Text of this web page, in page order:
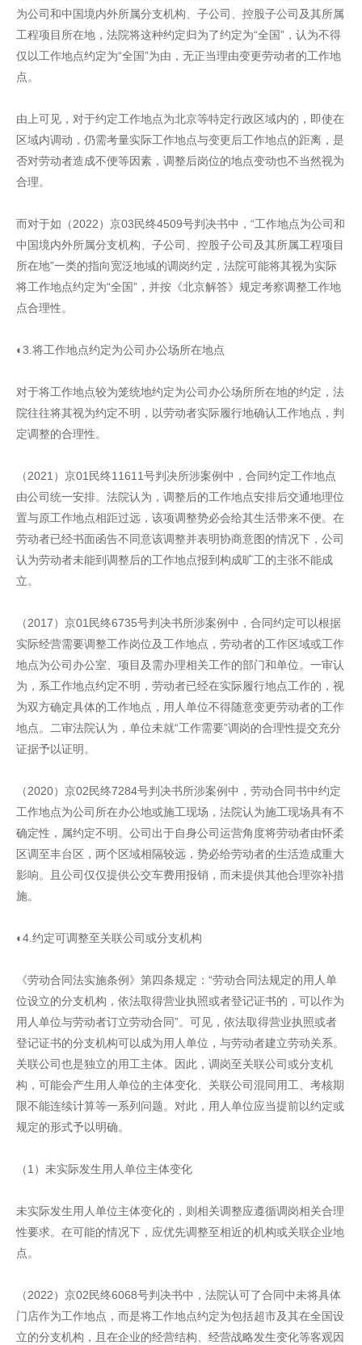
为公司和中国境内外所属分支机构、子公司、控股子公司及其所属
工程项目所在地，法院将这种约定归为了约定为“全国”，认为不得
仅以工作地点约定为“全国”为由，无正当理由变更劳动者的工作地
点。
由上可见，对于约定工作地点为北京等特定行政区域内的，即使在
区域内调动，仍需考量实际工作地点与变更后工作地点的距离，是
否对劳动者造成不便等因素，调整后岗位的地点变动也不当然视为
合理。
而对于如（2022）京03民终4509号判决书中，“工作地点为公司和
中国境内外所属分支机构、子公司、控股子公司及其所属工程项目
所在地”一类的指向宽泛地域的调岗约定，法院可能将其视为实际
将工作地点约定为“全国”，并按《北京解答》规定考察调整工作地
点合理性。
◐3.将工作地点约定为公司办公场所在地点
对于将工作地点较为笼统地约定为公司办公场所所在地的约定，法
院往往将其视为约定不明，以劳动者实际履行地确认工作地点，判
定调整的合理性。
（2021）京01民终11611号判决所涉案例中，合同约定工作地点
由公司统一安排。法院认为，调整后的工作地点安排后交通地理位
置与原工作地点相距过远，该项调整势必会给其生活带来不便。在
劳动者已经书面函告不同意该调整并表明协商意图的情况下，公司
认为劳动者未能到调整后的工作地点报到构成旷工的主张不能成
立。
（2017）京01民终6735号判决书所涉案例中，合同约定可以根据
实际经营需要调整工作岗位及工作地点，劳动者的工作区域或工作
地点为公司办公室、项目及需办理相关工作的部门和单位。一审认
为，系工作地点约定不明，劳动者已经在实际履行地点工作的，视
为双方确定具体的工作地点，用人单位不得随意变更劳动者的工作
地点。二审法院认为，单位未就“工作需要”调岗的合理性提交充分
证据予以证明。
（2020）京02民终7284号判决书所涉案例中，劳动合同书中约定
工作地点为公司所在办公地或施工现场，法院认为施工现场具有不
确定性，属约定不明。公司出于自身公司运营角度将劳动者由怀柔
区调至丰台区，两个区域相隔较远，势必给劳动者的生活造成重大
影响。且公司仅仅提供公交车费用报销，而未提供其他合理弥补措
施。
◐4.约定可调整至关联公司或分支机构
《劳动合同法实施条例》第四条规定：“劳动合同法规定的用人单
位设立的分支机构，依法取得营业执照或者登记证书的，可以作为
用人单位与劳动者订立劳动合同”。可见，依法取得营业执照或者
登记证书的分支机构可以成为用人单位，与劳动者建立劳动关系。
关联公司也是独立的用工主体。因此，调岗至关联公司或分支机
构，可能会产生用人单位的主体变化、关联公司混同用工、考核期
限不能连续计算等一系列问题。对此，用人单位应当提前以约定或
规定的形式予以明确。
（1）未实际发生用人单位主体变化
未实际发生用人单位主体变化的，则相关调整应遵循调岗相关合理
性要求。在可能的情况下，应优先调整至相近的机构或关联企业地
点。
（2022）京02民终6068号判决书中，法院认可了合同中未将具体
门店作为工作地点，而是将工作地点约定为包括超市及其在全国设
立的分支机构，且在企业的经营结构、经营战略发生变化等客观因